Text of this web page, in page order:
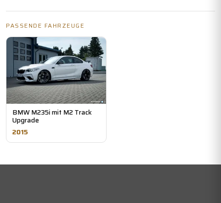
PASSENDE FAHRZEUGE
BMW M235i mit M2 Track
Upgrade
2015